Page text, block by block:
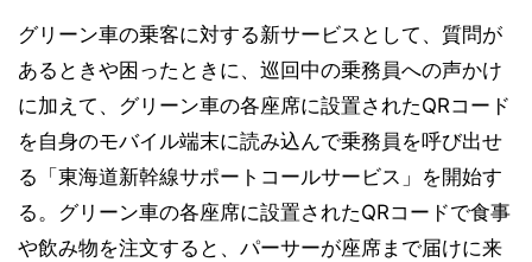
グリーン車の乗客に対する新サービスとして、質問が
あるときや困ったときに、巡回中の乗務員への声かけ
に加えて、グリーン車の各座席に設置されたQRコード
を自身のモバイル端末に読み込んで乗務員を呼び出せ
る「東海道新幹線サポートコールサービス」を開始す
る。グリーン車の各座席に設置されたQRコードで食事
や飲み物を注文すると、パーサーが座席まで届けに来